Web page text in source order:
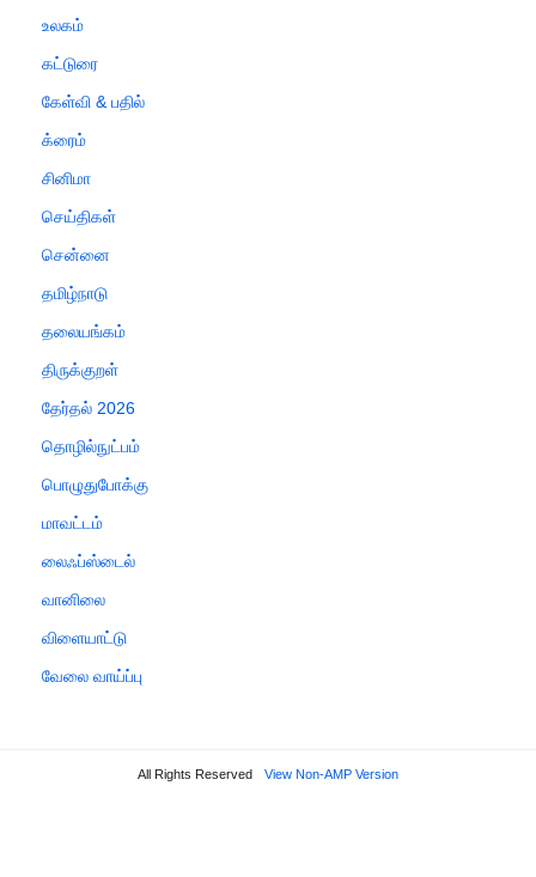
உலகம்
கட்டுரை
கேள்வி & பதில்
க்ரைம்
சினிமா
செய்திகள்
சென்னை
தமிழ்நாடு
தலையங்கம்
திருக்குறள்
தேர்தல் 2026
தொழில்நுட்பம்
பொழுதுபோக்கு
மாவட்டம்
லைஃப்ஸ்டைல்
வானிலை
விளையாட்டு
வேலை வாய்ப்பு
All Rights Reserved View Non-AMP Version